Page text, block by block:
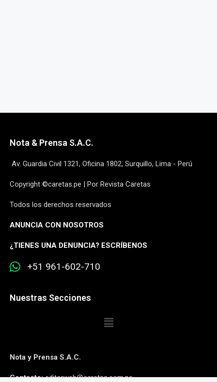
Nota & Prensa S.A.C.
Av. Guardia Civil 1321, Oficina 1802, Surquillo, Lima - Perú
Copyright ©caretas.pe | Por Revista Caretas
Todos los derechos reservados
ANUNCIA CON NOSOTROS
¿TIENES UNA DENUNCIA? ESCRÍBENOS
+51 961-602-710
Nuestras Secciones
Nota y Prensa S.A.C.
Contacto:editorweb@caretas.com.pe